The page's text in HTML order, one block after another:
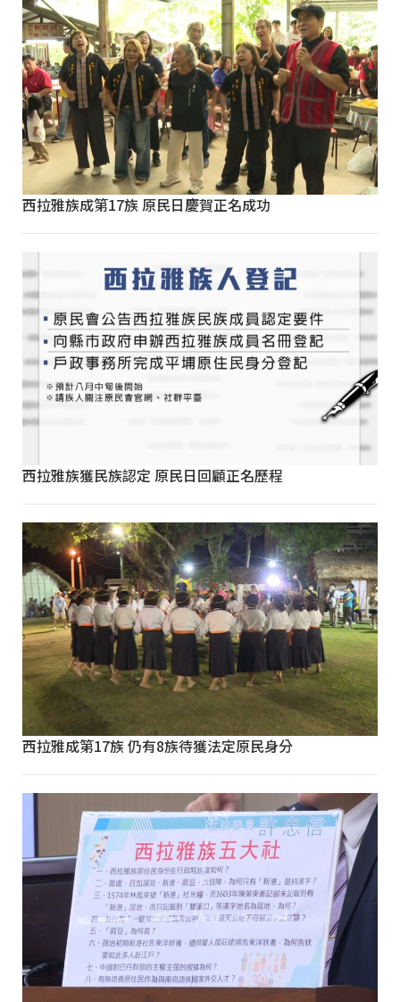
西拉雅族成第17族 原民日慶賀正名成功
西拉雅族獲民族認定 原民日回顧正名歷程
西拉雅成第17族 仍有8族待獲法定原民身分